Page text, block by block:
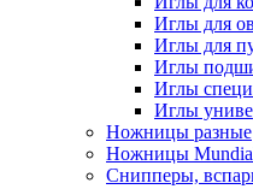
Иглы для
Иглы для
Иглы
Иглы
Иглы
Ножницы разные
Ножницы
Снипперы,